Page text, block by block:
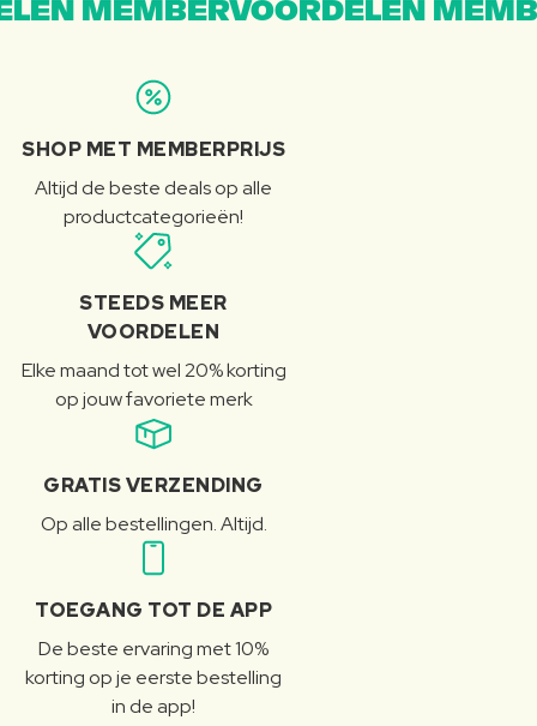
MEMBERVOORDELEN
SHOP MET MEMBERPRIJS
Altijd de beste deals op alle
productcategorieën!
STEEDS MEER
VOORDELEN
Elke maand tot wel 20% korting
op jouw favoriete merk
GRATIS VERZENDING
Op alle bestellingen. Altijd.
TOEGANG TOT DE APP
De beste ervaring met 10%
korting op je eerste bestelling
in de app!